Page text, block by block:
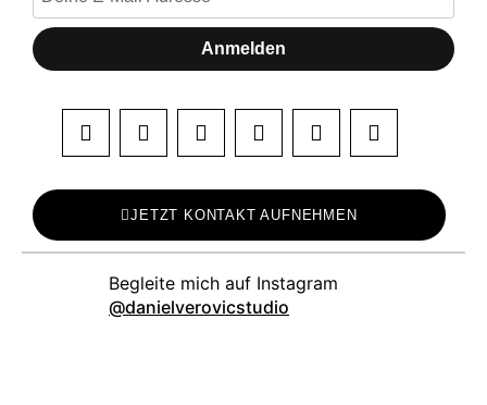
Anmelden
JETZT KONTAKT AUFNEHMEN
danielverovicstudio